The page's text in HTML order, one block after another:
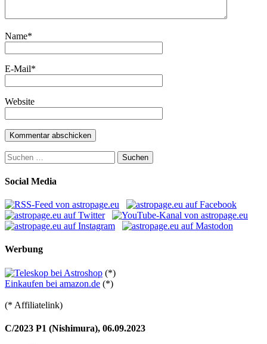
Name*
E-Mail*
Website
Suchen
nach:
Social Media
Werbung
(*)
Einkaufen bei amazon.de (*)
(* Affiliatelink)
C/2023 P1 (Nishimura), 06.09.2023